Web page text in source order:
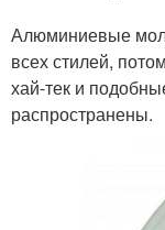
Алюминиевые
всех стилей,
хай-тек и
распространены.